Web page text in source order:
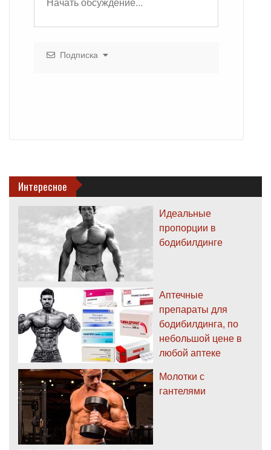
Подписка
Интересное
Идеальные
пропорции в
бодибилдинге
Аптечные
препараты для
бодибилдинга, по
небольшой цене в
любой аптеке
Молотки с
гантелями